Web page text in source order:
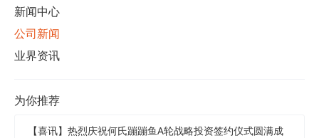
新闻中心
公司新闻
业界资讯
为你推荐
【喜讯】热烈庆祝何氏蹦蹦鱼A轮战略投资签约仪式圆满成